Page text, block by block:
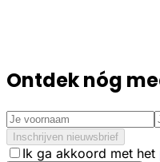
Ontdek nóg
Inschrijven nieuwsbrief
Ik ga akkoord met het